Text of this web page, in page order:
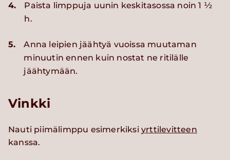
4.
Paista limppuja uunin keskitasossa noin 1 ½
h.
5.
Anna leipien jäähtyä vuoissa muutaman
minuutin ennen kuin nostat ne ritilälle
jäähtymään.
Vinkki
Nauti piimälimppu esimerkiksi yrttilevitteen
kanssa.